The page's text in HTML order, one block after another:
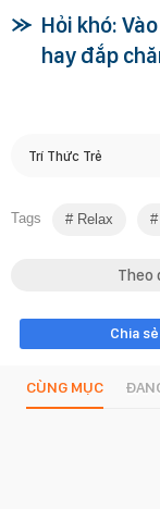
Hỏi khó:
hay đắp
Trí Thức Trẻ
Tags Relax
Theo
Chia sẻ
CÙNG MỤC